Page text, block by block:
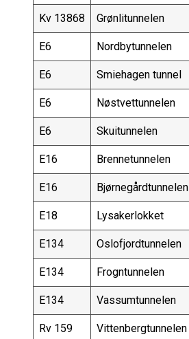
Kv 13868 Grønlitunnelen
E6 Nordbytunnelen
E6 Smiehagen tunnel
E6 Nøstvettunnelen
E6 Skuitunnelen
E16 Brennetunnelen
E16 Bjørnegårdtunnelen
E18 Lysakerlokket
E134 Oslofjordtunnelen
E134 Frogntunnelen
E134 Vassumtunnelen
Rv 159 Vittenbergtunnelen